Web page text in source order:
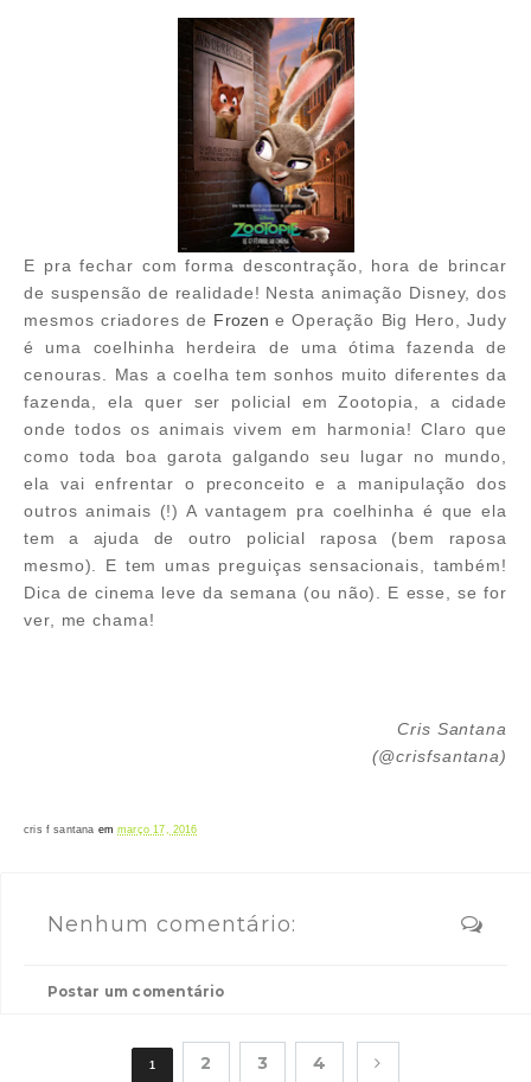
E pra fechar com forma descontração, hora de brincar
de suspensão de realidade! Nesta animação Disney, dos
mesmos criadores de Frozen e Operação Big Hero, Judy
é uma coelhinha herdeira de uma ótima fazenda de
cenouras. Mas a coelha tem sonhos muito diferentes da
fazenda, ela quer ser policial em Zootopia, a cidade
onde todos os animais vivem em harmonia! Claro que
como toda boa garota galgando seu lugar no mundo,
ela vai enfrentar o preconceito e a manipulação dos
outros animais (!) A vantagem pra coelhinha é que ela
tem a ajuda de outro policial raposa (bem raposa
mesmo). E tem umas preguiças sensacionais, também!
Dica de cinema leve da semana (ou não). E esse, se for
ver, me chama!
Cris Santana
(@crisfsantana)
cris f santana emmarço 17, 2016
Nenhum comentário:
Postar um comentário
1 2 3 4